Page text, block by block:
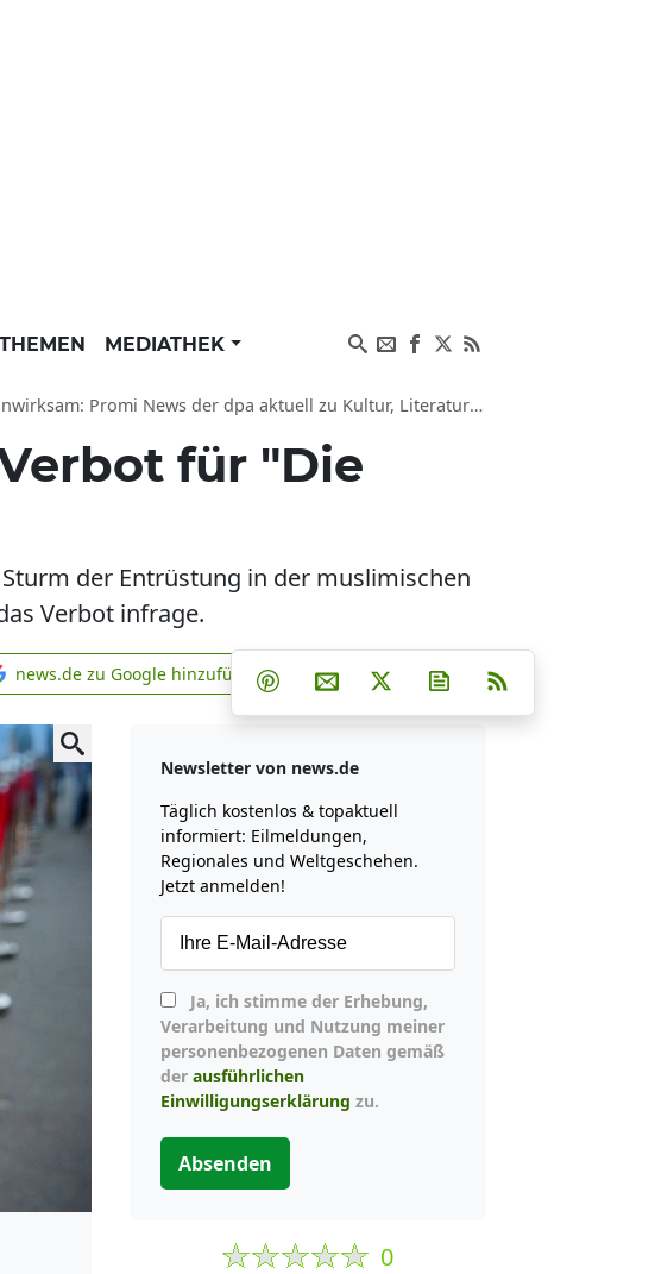
THEMEN MEDIATHEK
Promi News der dpa aktuell zu Kultur, Literatur und Justiz
für "Die
der Entrüstung in der muslimischen
Verbot infrage.
news.de zu Google hinzufügen
news.de zu Google hinzufügen Teilen auf Facebook
Teilen auf Whatsapp
Teilen auf Telegram
Teilen auf Pinterest
Per E-Mail teilen
Post auf XNewsletter
Newsletter von news.de
Täglich kostenlos & topaktuell
informiert: Eilmeldungen,
Regionales und Weltgeschehen.
Jetzt anmelden!
Verarbeitung und Nutzung meiner
personenbezogenen Daten gemäß
der ausführlichen
Einwilligungserklärung zu.
Absenden
0